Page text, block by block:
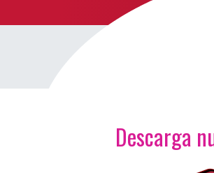
Descarga